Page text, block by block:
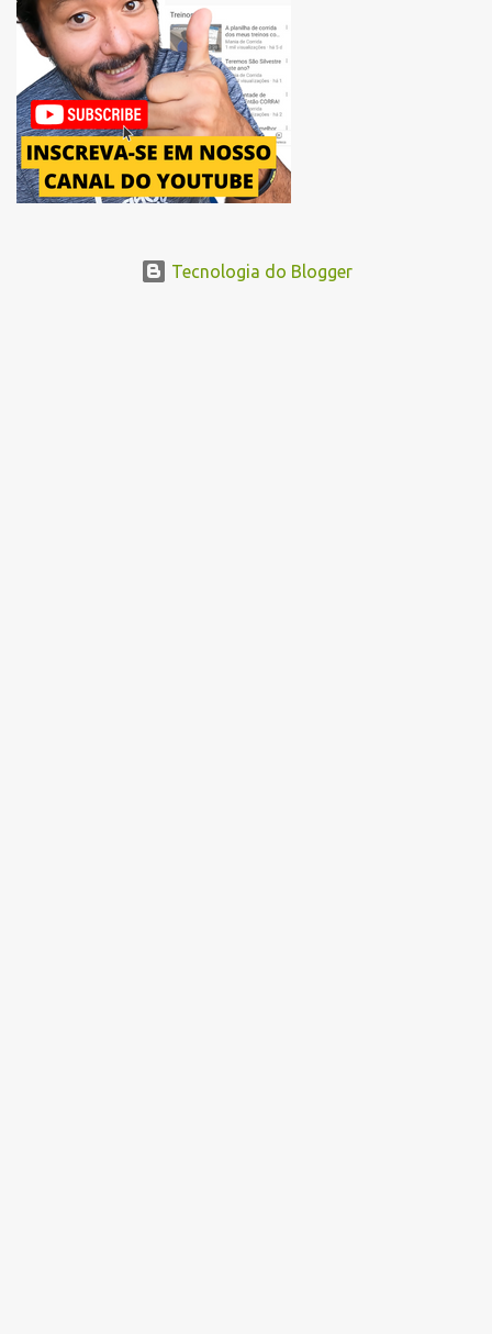
Avenida Pacaembu, os corredores seguirão pela Avenida Doutor
Abraão Ribeiro, passando ao lado do Memorial da América Latina,
acessando a Avenida Norma Pieruccini Giannotti, a Avenida Rudge e
...
Tecnologia do Blogger